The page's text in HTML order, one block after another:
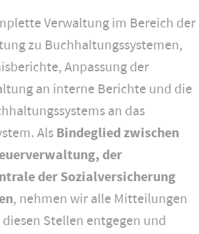
Verwaltung im Bereich der
zu Buchhaltungssystemen,
Anpassung der
an interne Berichte und die
an das
Als Bindeglied zwischen
der
der Sozialversicherung
, nehmen wir alle Mitteilungen
Stellen entgegen und